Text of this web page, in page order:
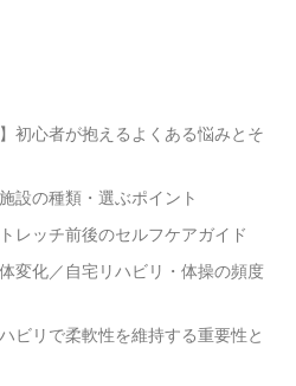
初心者が抱えるよくある悩みとそ
設の種類・選ぶポイント
レッチ前後のセルフケアガイド
変化／自宅リハビリ・体操の頻度
ビリで柔軟性を維持する重要性と